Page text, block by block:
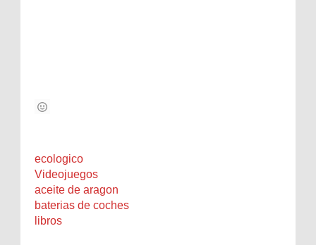
ecologico
Videojuegos
aceite de aragon
baterias de coches
libros